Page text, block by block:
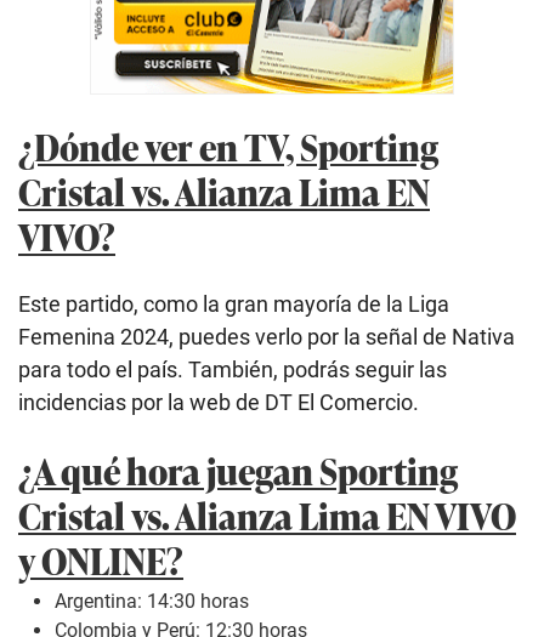
¿Dónde ver en TV, Sporting
Cristal vs. Alianza Lima EN
VIVO?
Este partido, como la gran mayoría de la Liga
Femenina 2024, puedes verlo por la señal de Nativa
para todo el país. También, podrás seguir las
incidencias por la web de DT El Comercio.
¿A qué hora juegan Sporting
Cristal vs. Alianza Lima EN VIVO
y ONLINE?
Argentina: 14:30 horas
Colombia y Perú: 12:30 horas